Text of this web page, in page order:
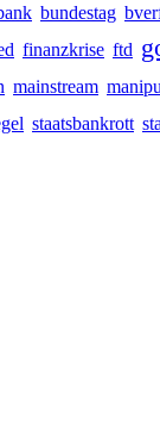
bundestag
finanzkrise ftd
mainstream
staatsbankrott